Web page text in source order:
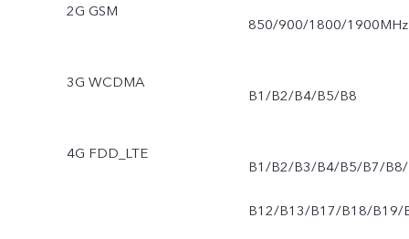
2G GSM
850/900/1800/1900MHz
3G WCDMA
B1/B2/B4/B5/B8
4G FDD_LTE
B1/B2/B3/B4/B5/B7/B8/
B12/B13/B17/B18/B19/